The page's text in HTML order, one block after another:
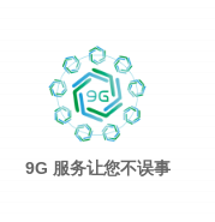
9G 服务让您不误事